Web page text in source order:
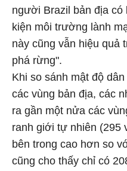
người Brazil bản địa có
kiện môi trường lành
này cũng vẫn hiệu quả
phá rừng".
Khi so sánh mật độ
các vùng bản địa, các
ra gần một nửa các
ranh giới tự nhiên (295
bên trong cao hơn so
cũng cho thấy chỉ có